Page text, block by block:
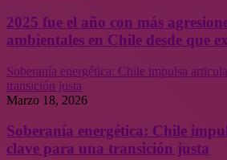
2025 fue el año con más
ambientales en Chile desde que
Soberanía energética: Chile impulsa
transición justa
Marzo 18, 2026
Soberanía energética: Chile
clave para una transición justa